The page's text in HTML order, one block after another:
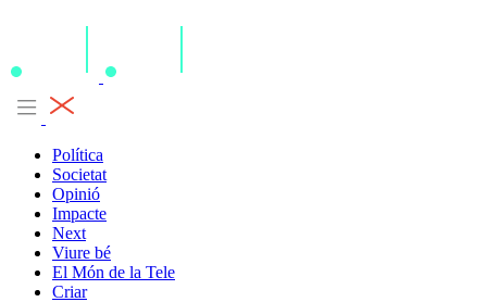
Política
Societat
Opinió
Impacte
Next
Viure bé
El Món de la Tele
Criar